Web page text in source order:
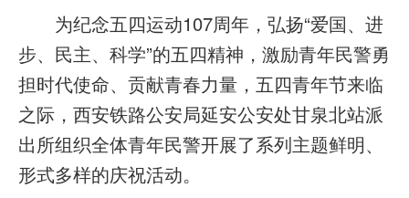
为纪念五四运动107周年，弘扬“爱国、进
步、民主、科学”的五四精神，激励青年民警勇
担时代使命、贡献青春力量，五四青年节来临
之际，西安铁路公安局延安公安处甘泉北站派
出所组织全体青年民警开展了系列主题鲜明、
形式多样的庆祝活动。